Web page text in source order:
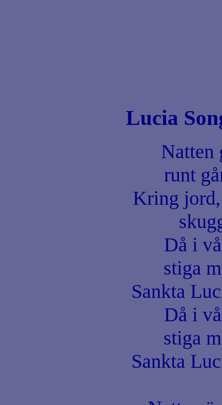
Lucia
Natten
runt
Kring
Då i
stiga
Sankta
Då i
stiga
Sankta